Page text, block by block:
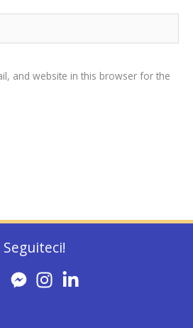
and website in this browser for the
Seguiteci!